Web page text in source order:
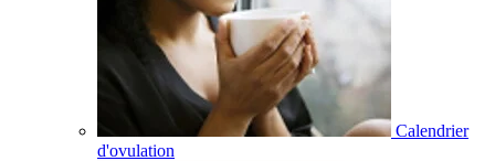
Calendrier
d'ovulation